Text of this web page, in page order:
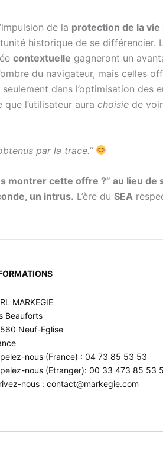
de la protection de la vie
historique de se
contextuelle gagneront un
du navigateur, mais celles
dans l’optimisation des
l’utilisateur aura choisie de
par la trace.”
montrer cette offre ?” au lieu
un intrus. L’ère du SEA
MARKEGIE
Beauforts
Neuf-Eglise
nous (France) : 04 73 85 53 53
nous (Etranger): 00 33 473 85 53
nous : contact@markegie.com